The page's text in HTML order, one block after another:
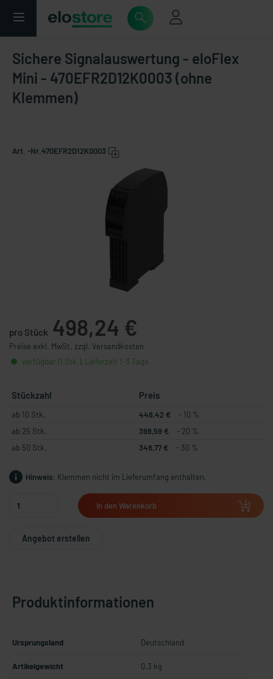
Sichere Signalauswertung - eloFlex
Mini - 470EFR2D12K0003 (ohne
Klemmen)
Art. -Nr. 470EFR2D12K0003
pro Stück 498,24 €
Preise exkl. MwSt. zzgl. Versandkosten
verfügbar (1 Stk.), Lieferzeit 1-3 Tage
Stückzahl Preis
ab 10 Stk. 448,42 €
- 10 %
ab 25 Stk.
398,59 €
- 20 %
ab 50 Stk.
348,77 € - 30 %
Hinweis: Klemmen nicht im Lieferumfang enthalten.
In den Warenkorb
Angebot erstellen
Produktinformationen
Ursprungsland Deutschland
Artikelgewicht 0.3 kg